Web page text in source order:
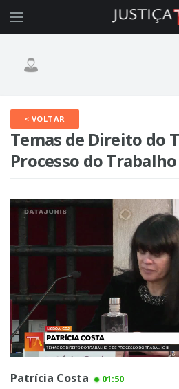
< VOLTAR
Temas de Direito do
Processo do
Patrícia Costa 01:50